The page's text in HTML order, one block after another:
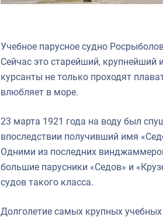
Учебное парусное судно
Сейчас это старейший,
курсанты не только проходят
влюбляет в море.
23 марта 1921 года на воду был
впоследствии получивший имя
Одними из последних
большие парусники «Седов» и
судов такого класса.
Долголетие самых крупных